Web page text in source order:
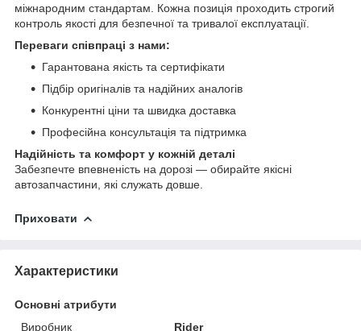
міжнародним стандартам. Кожна позиція проходить строгий
контроль якості для безпечної та тривалої експлуатації.
Переваги співпраці з нами:
Гарантована якість та сертифікати
Підбір оригіналів та надійних аналогів
Конкурентні ціни та швидка доставка
Професійна консультація та підтримка
Надійність та комфорт у кожній деталі
Забезпечте впевненість на дорозі — обирайте якісні
автозапчастини, які служать довше.
Приховати
Характеристики
Основні атрибути
Виробник
Rider